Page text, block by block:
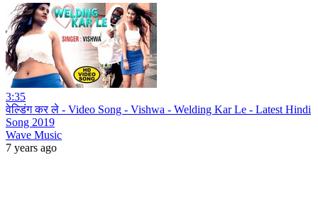
3:35
वेल्डिंग कर ले - Video Song - Vishwa - Welding Kar Le - Latest Hindi
Song 2019
Wave Music
7 years ago